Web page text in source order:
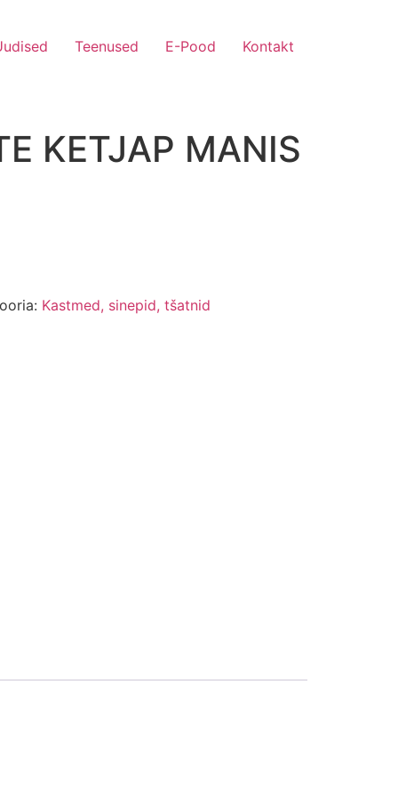
Teenused E-Pood Kontakt
KETJAP MANIS
Kastmed, sinepid, tšatnid